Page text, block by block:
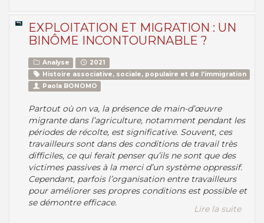
EXPLOITATION ET MIGRATION : UN
BINÔME INCONTOURNABLE ?
Analyse
2021
Histoire associative, sociale, populaire et de l’immigration
Paola BONOMO
Partout où on va, la présence de main-d’œuvre
migrante dans l’agriculture, notamment pendant les
périodes de récolte, est significative. Souvent, ces
travailleurs sont dans des conditions de travail très
difficiles, ce qui ferait penser qu’ils ne sont que des
victimes passives à la merci d’un système oppressif.
Cependant, parfois l’organisation entre travailleurs
pour améliorer ses propres conditions est possible et
se démontre efficace.
Lire la suite